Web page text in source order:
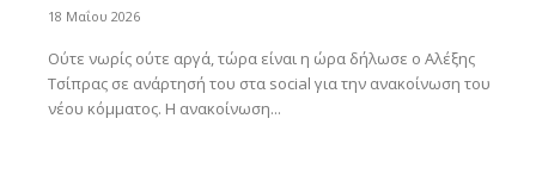
18 Μαΐου 2026
Ούτε νωρίς ούτε αργά, τώρα είναι η ώρα δήλωσε ο Αλέξης
Τσίπρας σε ανάρτησή του στα social για την ανακοίνωση του
νέου κόμματος. Η ανακοίνωση...